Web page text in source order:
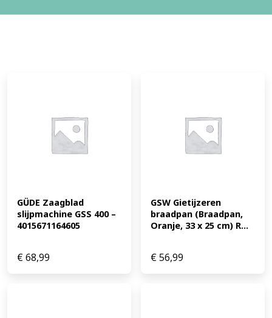
GÜDE Zaagblad
slijpmachine GSS 400 –
4015671164605
€68,99
GSW Gietijzeren
braadpan (Braadpan,
Oranje, 33 x 25 cm) R...
€56,99